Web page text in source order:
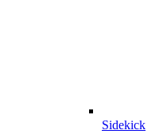
Sidekick